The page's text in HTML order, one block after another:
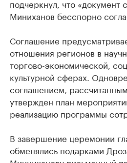
подчеркнул, что «документ
Миниханов бесспорно
Соглашение
отношения регионов в
торгово-экономической,
культурной сферах.
соглашением,
утвержден план
реализацию программы
В завершение церемонии
обменялись подарками